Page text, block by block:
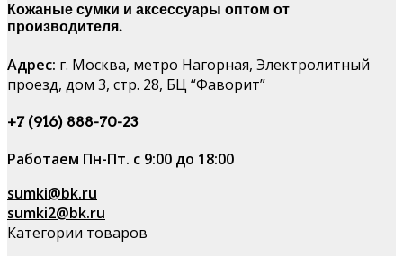
Кожаные сумки и аксессуары оптом от
производителя.
Адрес: г. Москва, метро Нагорная, Электролитный
проезд, дом 3, стр. 28, БЦ “Фаворит”
+7 (916) 888-70-23
Работаем Пн-Пт. с 9:00 до 18:00
sumki@bk.ru
sumki2@bk.ru
Категории товаров